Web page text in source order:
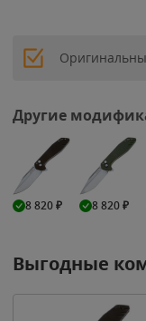
Другие
8 820₽ 8 820₽
Выгодные